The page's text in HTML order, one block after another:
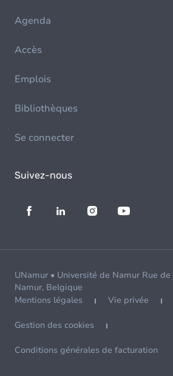
Agenda
Accès
Emplois
Bibliothèques
Se connecter
Suivez-nous
UNamur • Université de Namur Rue
Namur, Belgique
Mentions légales
Vie privée
Gestion des cookies
Conditions générales de facturation